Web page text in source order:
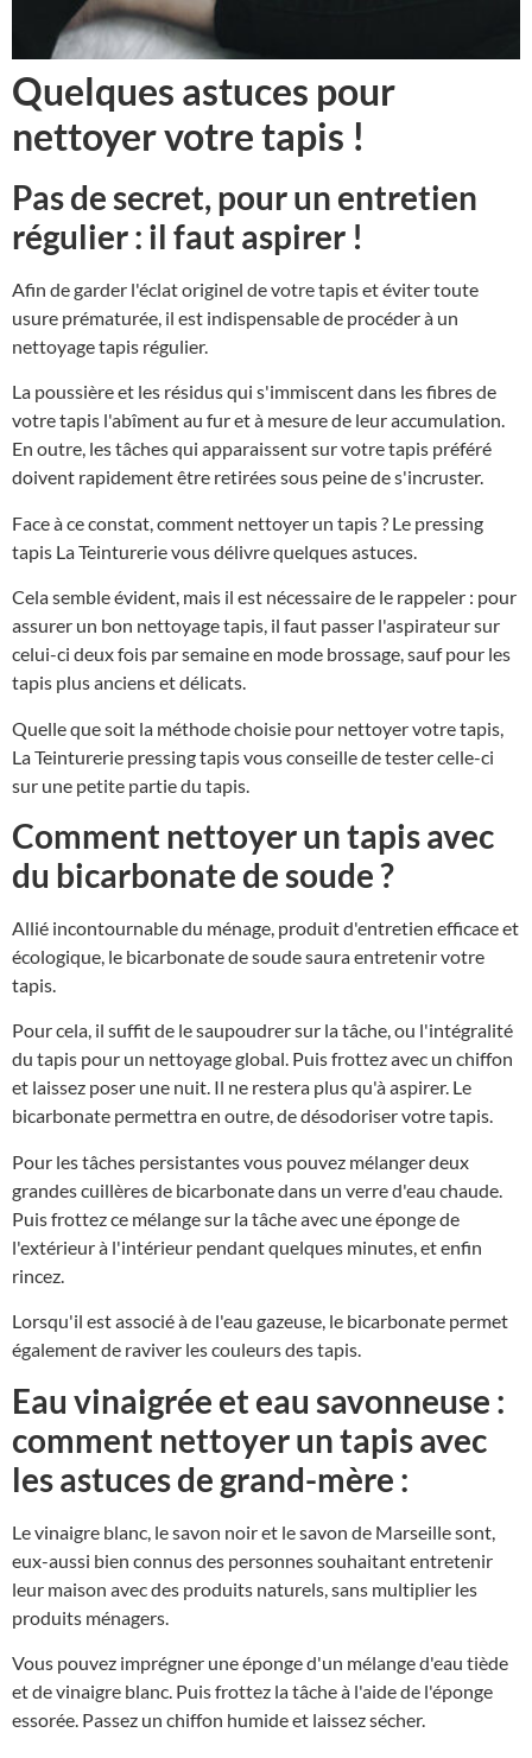
Quelques astuces pour
nettoyer votre tapis !
Pas de secret, pour un entretien
régulier : il faut aspirer !
Afin de garder l'éclat originel de votre tapis et éviter toute
usure prématurée, il est indispensable de procéder à un
nettoyage tapis régulier.
La poussière et les résidus qui s'immiscent dans les fibres de
votre tapis l'abîment au fur et à mesure de leur accumulation.
En outre, les tâches qui apparaissent sur votre tapis préféré
doivent rapidement être retirées sous peine de s'incruster.
Face à ce constat, comment nettoyer un tapis ? Le pressing
tapis La Teinturerie vous délivre quelques astuces.
Cela semble évident, mais il est nécessaire de le rappeler : pour
assurer un bon nettoyage tapis, il faut passer l'aspirateur sur
celui-ci deux fois par semaine en mode brossage, sauf pour les
tapis plus anciens et délicats.
Quelle que soit la méthode choisie pour nettoyer votre tapis,
La Teinturerie pressing tapis vous conseille de tester celle-ci
sur une petite partie du tapis.
Comment nettoyer un tapis avec
du bicarbonate de soude ?
Allié incontournable du ménage, produit d'entretien efficace et
écologique, le bicarbonate de soude saura entretenir votre
tapis.
Pour cela, il suffit de le saupoudrer sur la tâche, ou l'intégralité
du tapis pour un nettoyage global. Puis frottez avec un chiffon
et laissez poser une nuit. Il ne restera plus qu'à aspirer. Le
bicarbonate permettra en outre, de désodoriser votre tapis.
Pour les tâches persistantes vous pouvez mélanger deux
grandes cuillères de bicarbonate dans un verre d'eau chaude.
Puis frottez ce mélange sur la tâche avec une éponge de
l'extérieur à l'intérieur pendant quelques minutes, et enfin
rincez.
Lorsqu'il est associé à de l'eau gazeuse, le bicarbonate permet
également de raviver les couleurs des tapis.
Eau vinaigrée et eau savonneuse :
comment nettoyer un tapis avec
les astuces de grand-mère :
Le vinaigre blanc, le savon noir et le savon de Marseille sont,
eux-aussi bien connus des personnes souhaitant entretenir
leur maison avec des produits naturels, sans multiplier les
produits ménagers.
Vous pouvez imprégner une éponge d'un mélange d'eau tiède
et de vinaigre blanc. Puis frottez la tâche à l'aide de l'éponge
essorée. Passez un chiffon humide et laissez sécher.